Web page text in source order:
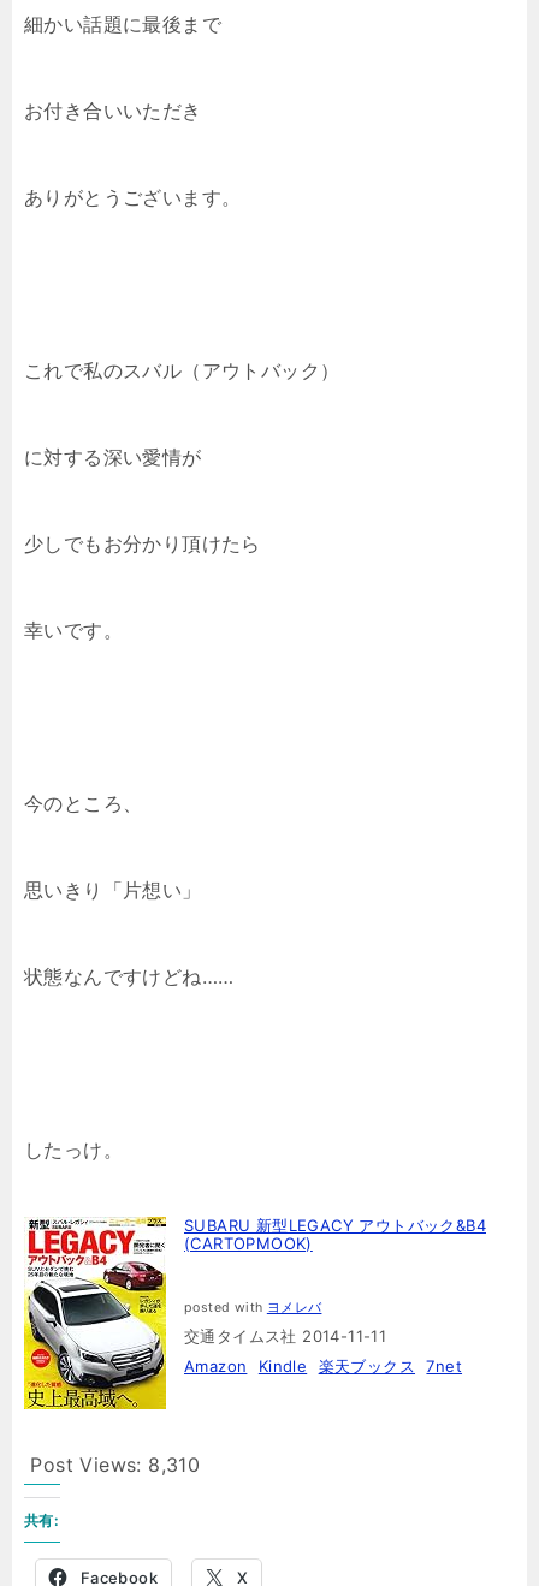
細かい話題に最後まで
お付き合いいただき
ありがとうございます。
これで私のスバル（アウトバック）
に対する深い愛情が
少しでもお分かり頂けたら
幸いです。
今のところ、
思いきり「片想い」
状態なんですけどね……
したっけ。
SUBARU 新型LEGACY アウトバック&B4
(CARTOPMOOK)
posted with ヨメレバ
交通タイムス社 2014-11-11
Amazon
Kindle 楽天ブックス 7net
Post Views: 8,310
共有:
Facebook X